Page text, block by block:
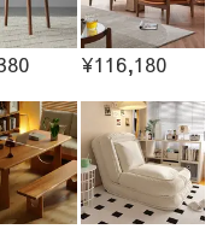
¥116,180